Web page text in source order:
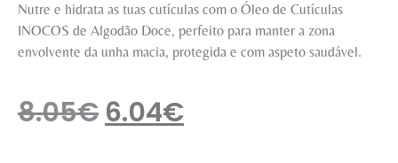
Nutre e hidrata as tuas cutículas com o Óleo de Cutículas
INOCOS de Algodão Doce, perfeito para manter a zona
envolvente da unha macia, protegida e com aspeto saudável.
8.05€ 6.04€